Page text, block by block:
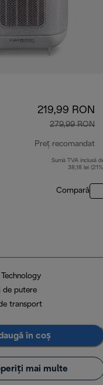
219,99 RON
279,99 RON
Preț recomandat
Sumă TVA inclusă
38,18 lei
Compară
de putere
transport
în coș
mai multe